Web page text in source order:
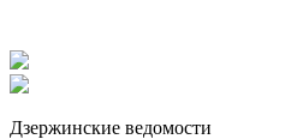
Дзержинские ведомости